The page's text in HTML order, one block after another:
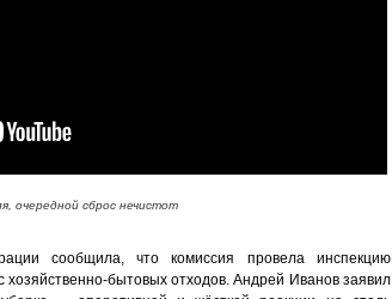
очередной сброс нечистот
сообщила, что комиссия провела инспекцию
хозяйственно-бытовых отходов. Андрей Иванов заявил